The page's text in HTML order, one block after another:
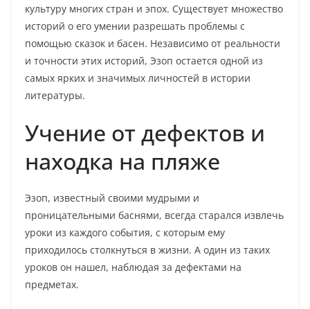
культуру многих стран и эпох. Существует множество
историй о его умении разрешать проблемы с
помощью сказок и басен. Независимо от реальности
и точности этих историй, Эзоп остается одной из
самых ярких и значимых личностей в истории
литературы.
Учение от дефектов и
находка на пляже
Эзоп, известный своими мудрыми и
проницательными баснями, всегда старался извлечь
уроки из каждого события, с которым ему
приходилось столкнуться в жизни. А один из таких
уроков он нашел, наблюдая за дефектами на
предметах.